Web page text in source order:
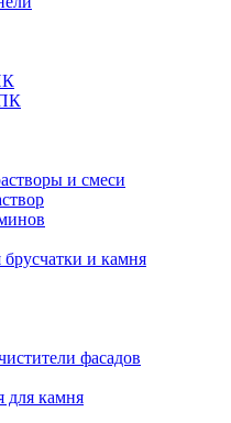
и смеси
и камня
фасадов
для камня